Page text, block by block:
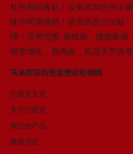
红外粉的膏贴！没有添加任何止
味中药调理的！讲究的是穴位贴
理！适用范围: 颈椎病，腰腿疼痛
骨质增生，肩周炎，风湿关节炎
马来西亚衍恩堂授权经销商
衍恩堂主页
关于衍恩堂
我们的产品
最新消息